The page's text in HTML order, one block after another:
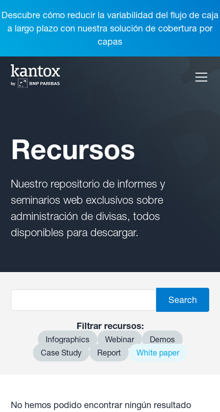
Descubre cómo reducir la variabilidad del flujo de caja
a largo plazo con nuestra solución de cobertura por
capas
Recursos
Nuestro repositorio de informes y
seminarios web exclusivos sobre
administración de divisas, todos
disponibles para descargar.
Filtrar recursos:
Infographics Webinar
Demos
Case Study
Report White paper
No hemos podido encontrar ningún resultado